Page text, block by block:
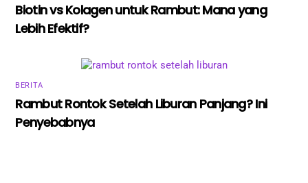
Biotin vs Kolagen untuk Rambut: Mana yang
Lebih Efektif?
BERITA
Rambut Rontok Setelah Liburan Panjang? Ini
Penyebabnya